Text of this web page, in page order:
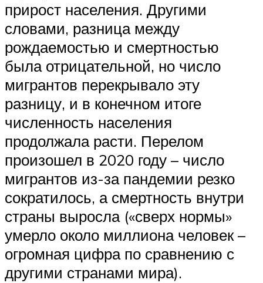
прирост населения. Другими
словами, разница между
рождаемостью и смертностью
была отрицательной, но число
мигрантов перекрывало эту
разницу, и в конечном итоге
численность населения
продолжала расти. Перелом
произошел в 2020 году – число
мигрантов из-за пандемии резко
сократилось, а смертность внутри
страны выросла («сверх нормы»
умерло около миллиона человек –
огромная цифра по сравнению с
другими странами мира).